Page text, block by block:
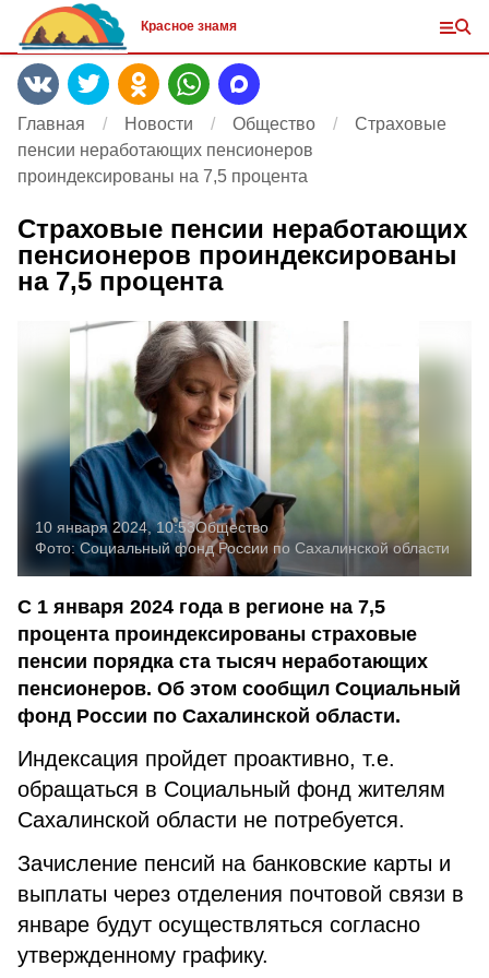
Красное знамя
Главная Новости Общество
Страховые
пенсии неработающих пенсионеров
проиндексированы на 7,5 процента
Страховые пенсии неработающих
пенсионеров проиндексированы
на 7,5 процента
10 января 2024, 10:53Общество
Фото: Социальный фонд России по Сахалинской области
С 1 января 2024 года в регионе на 7,5
процента проиндексированы страховые
пенсии порядка ста тысяч неработающих
пенсионеров. Об этом сообщил Социальный
фонд России по Сахалинской области.
Индексация пройдет проактивно, т.е.
обращаться в Социальный фонд жителям
Сахалинской области не потребуется.
Зачисление пенсий на банковские карты и
выплаты через отделения почтовой связи в
январе будут осуществляться согласно
утвержденному графику.